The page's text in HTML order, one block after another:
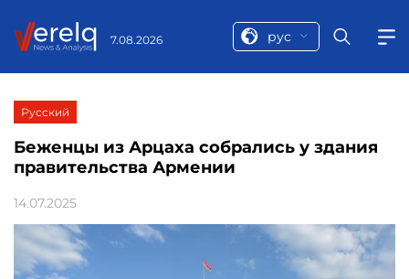
7.08.2026 рус
Русский
Беженцы из Арцаха собрались у здания
правительства Армении
14.07.2025